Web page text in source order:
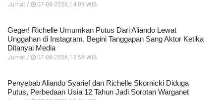
Jumat / 07-08-2026,14:09 WIB
Geger! Richelle Umumkan Putus Dari Aliando Lewat
Unggahan di Instagram, Begini Tanggapan Sang Aktor Ketika
Ditanyai Media
Jumat / 07-08-2026,13:59 WIB
Penyebab Aliando Syarief dan Richelle Skornicki Diduga
Putus, Perbedaan Usia 12 Tahun Jadi Sorotan Warganet